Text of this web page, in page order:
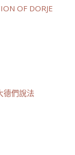
OF DORJE
德們說法